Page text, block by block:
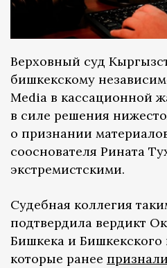
Верховный суд
бишкекскому
Media в кассационной
в силе решения
о признании
сооснователя Рината
экстремистскими.
Судебная коллегия
подтвердила вердикт
Бишкека и Бишкекского
которые ранее